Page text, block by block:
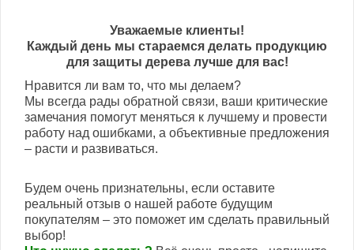
Уважаемые клиенты!
Каждый день мы стараемся делать продукцию
для защиты дерева лучше для вас!
Нравится ли вам то, что мы делаем?
Мы всегда рады обратной связи, ваши критические
замечания помогут меняться к лучшему и провести
работу над ошибками, а объективные предложения
– расти и развиваться.
Будем очень признательны, если оставите
реальный отзыв о нашей работе будущим
покупателям – это поможет им сделать правильный
выбор!